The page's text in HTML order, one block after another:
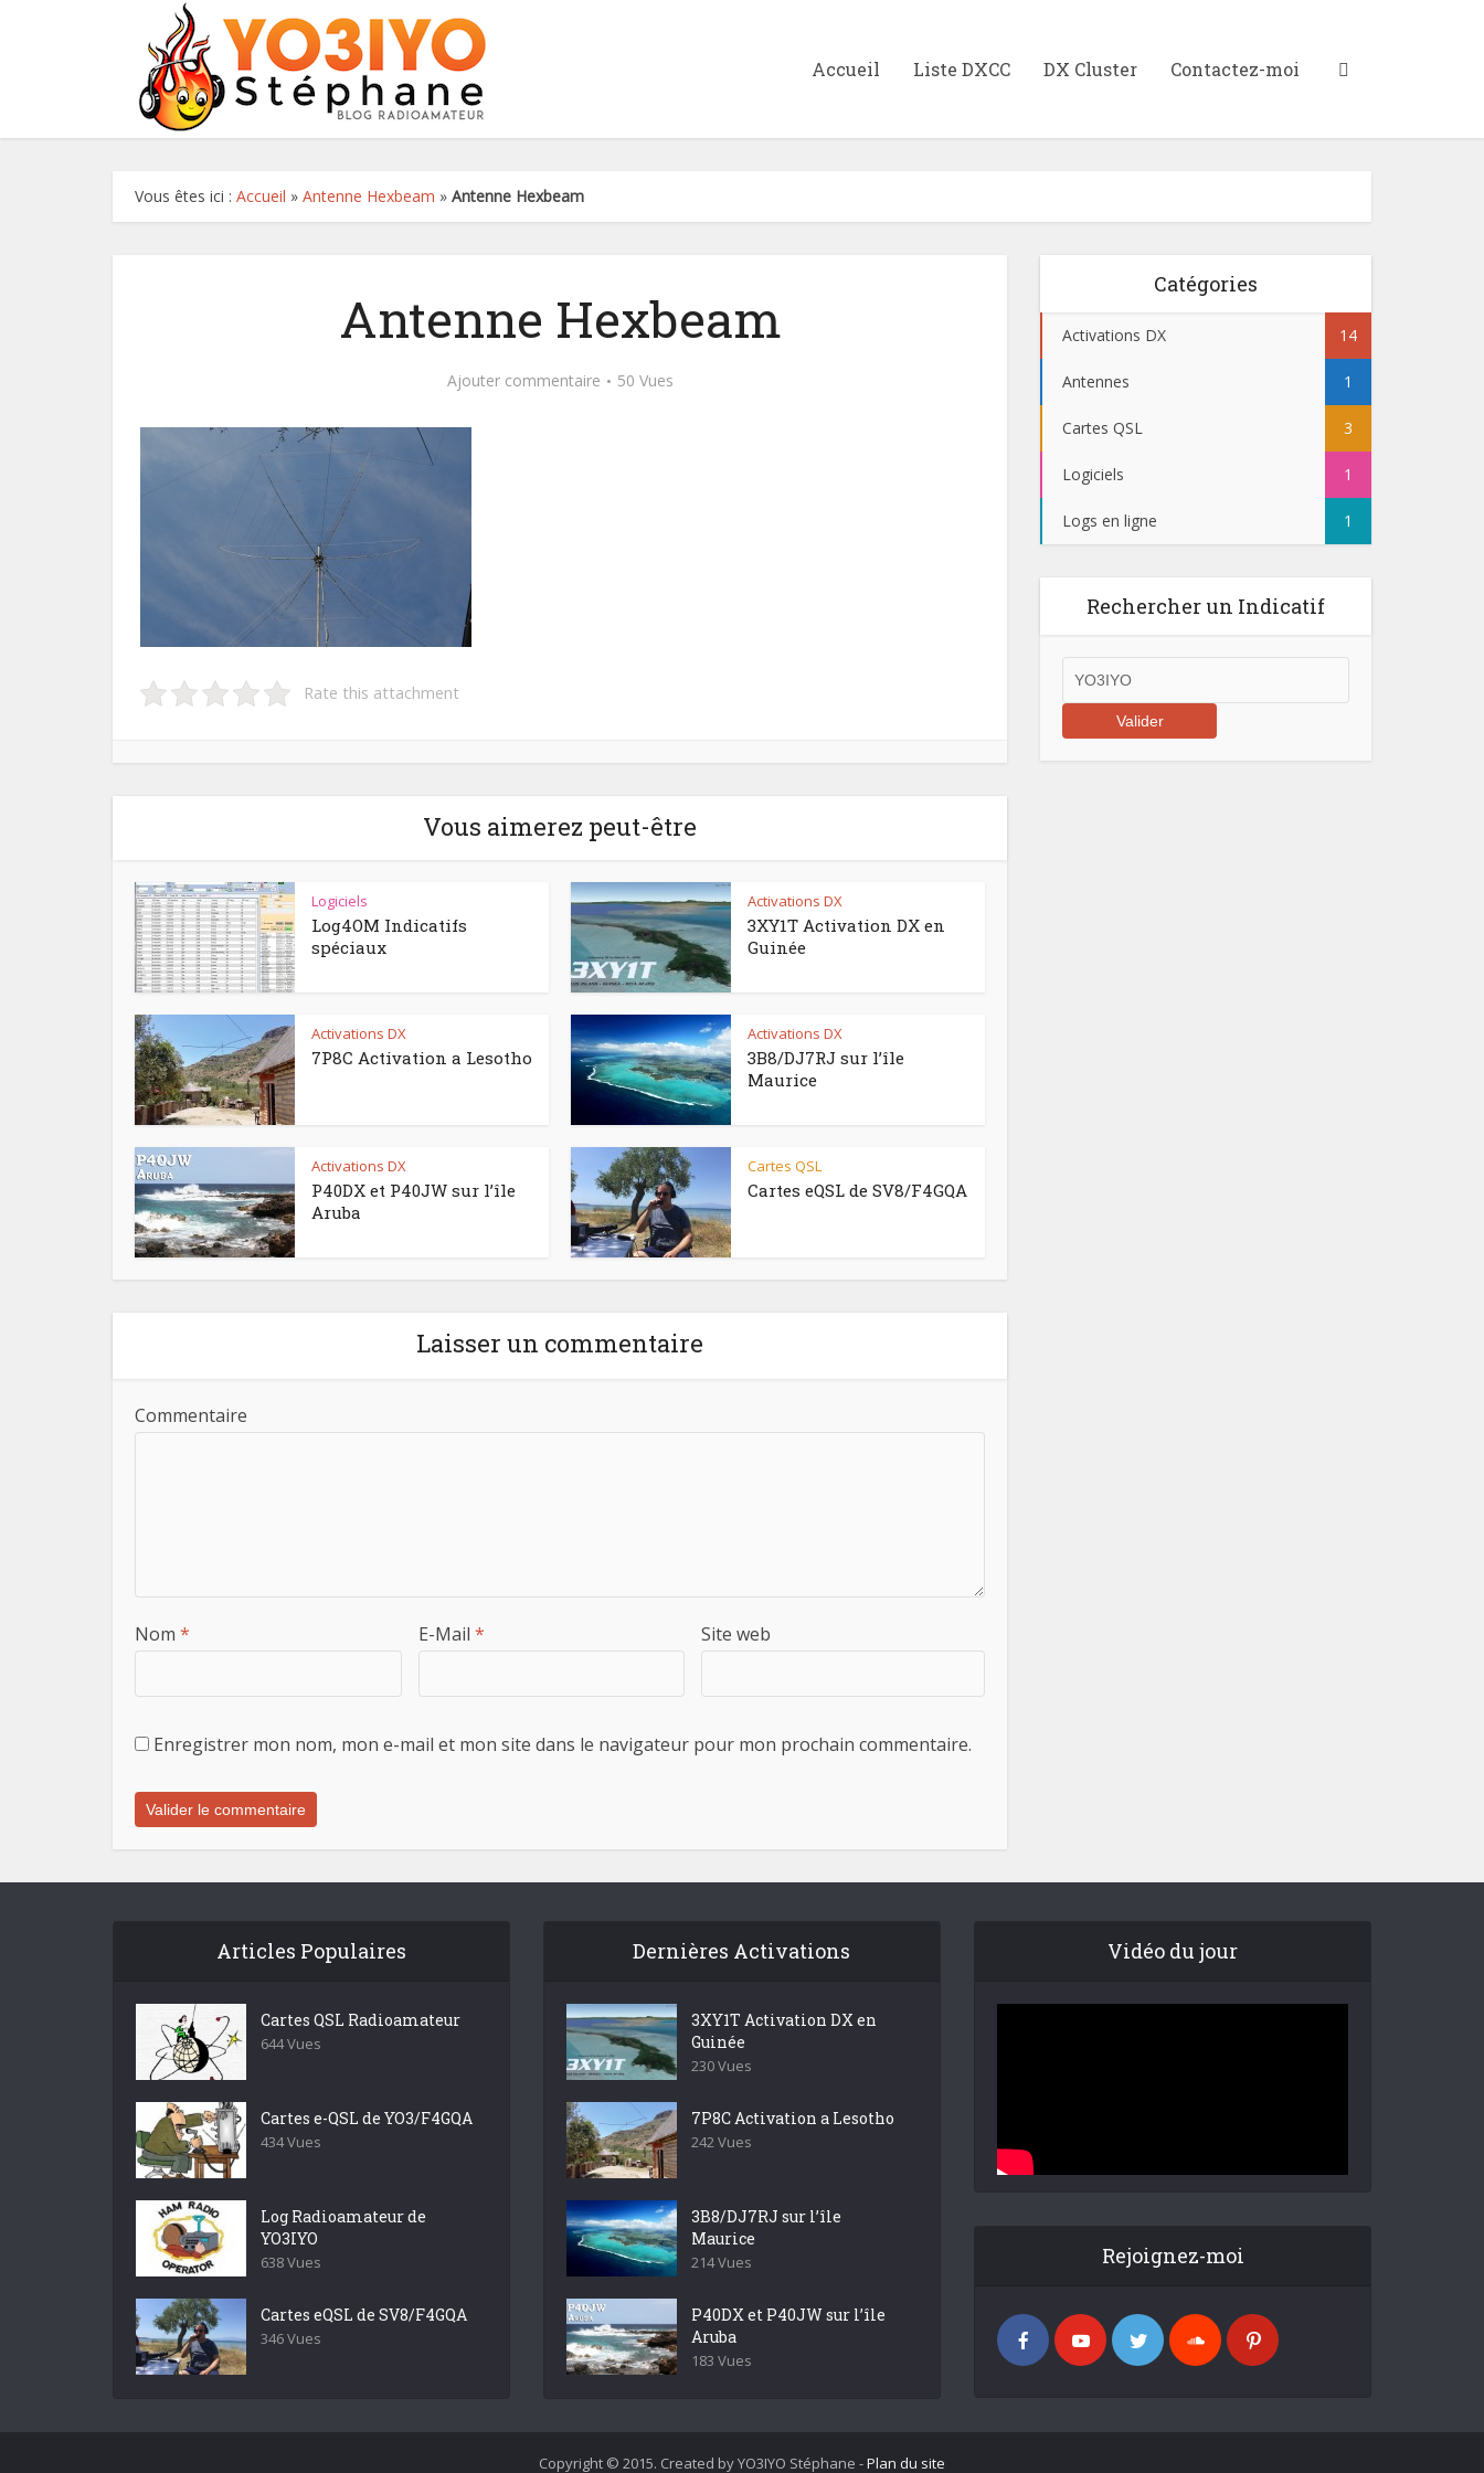
Accueil Liste DXCC DX Cluster Contactez-moi
Vous êtes ici : Accueil » Antenne Hexbeam » Antenne Hexbeam
Antenne Hexbeam
Ajouter commentaire 50 Vues
Rate this attachment
Vous aimerez peut-être
Logiciels
Log4OM Indicatifs
spéciaux
Activations DX
3XY1T Activation DX en
Guinée
Activations DX
7P8C Activation a Lesotho
Activations DX
3B8/DJ7RJ sur l’île
Maurice
Activations DX
P40DX et P40JW sur l’île
Aruba
Cartes QSL
Cartes eQSL de SV8/F4GQA
Laisser un commentaire
Commentaire
Nom * E-Mail * Site web
Enregistrer mon nom, mon e-mail et mon site dans le navigateur pour mon prochain commentaire.
Catégories
Activations DX 14
Antennes 1
Cartes QSL 3
Logiciels 1
Logs en ligne 1
Rechercher un Indicatif
Articles Populaires
Cartes QSL Radioamateur
644 Vues
Cartes e-QSL de YO3/F4GQA
434 Vues
Log Radioamateur de
YO3IYO
638 Vues
Cartes eQSL de SV8/F4GQA
346 Vues
Dernières Activations
3XY1T Activation DX en
Guinée
230 Vues
7P8C Activation a Lesotho
242 Vues
3B8/DJ7RJ sur l’île
Maurice
214 Vues
P40DX et P40JW sur l’île
Aruba
183 Vues
Vidéo du jour
Rejoignez-moi
Copyright © 2015. Created by YO3IYO Stéphane -Plan du site